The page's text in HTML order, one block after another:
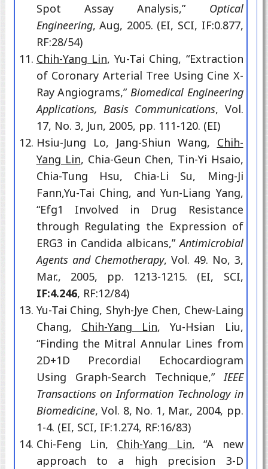
Spot Assay Analysis,” Optical
Engineering, Aug, 2005. (EI, SCI, IF:0.877,
RF:28/54)
Chih-Yang Lin, Yu-Tai Ching, “Extraction
of Coronary Arterial Tree Using Cine X-
Ray Angiograms,” Biomedical Engineering
Applications, Basis Communications, Vol.
17, No. 3, Jun, 2005, pp. 111-120. (EI)
Hsiu-Jung Lo, Jang-Shiun Wang, Chih-
Yang Lin, Chia-Geun Chen, Tin-Yi Hsaio,
Chia-Tung Hsu, Chia-Li Su, Ming-Ji
Fann,Yu-Tai Ching, and Yun-Liang Yang,
“Efg1 Involved in Drug Resistance
through Regulating the Expression of
ERG3 in Candida albicans,”Antimicrobial
Agents and Chemotherapy, Vol. 49. No, 3,
Mar., 2005, pp. 1213-1215. (EI, SCI,
IF:4.246, RF:12/84)
Yu-Tai Ching, Shyh-Jye Chen, Chew-Laing
Chang, Chih-Yang Lin, Yu-Hsian Liu,
“Finding the Mitral Annular Lines from
2D+1D Precordial Echocardiogram
Using Graph-Search Technique,” IEEE
Transactions on Information Technology in
Biomedicine, Vol. 8, No. 1, Mar., 2004, pp.
1-4. (EI, SCI, IF:1.274, RF:16/83)
Chi-Feng Lin, Chih-Yang Lin, “A new
approach to a high precision 3-D